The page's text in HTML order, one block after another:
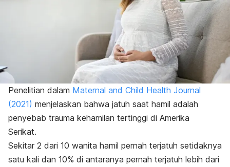
Penelitian dalam Maternal and Child Health Journal
(2021) menjelaskan bahwa jatuh saat hamil adalah
penyebab trauma kehamilan tertinggi di Amerika
Serikat.
Sekitar 2 dari 10 wanita hamil pernah terjatuh setidaknya
satu kali dan 10% di antaranya pernah terjatuh lebih dari